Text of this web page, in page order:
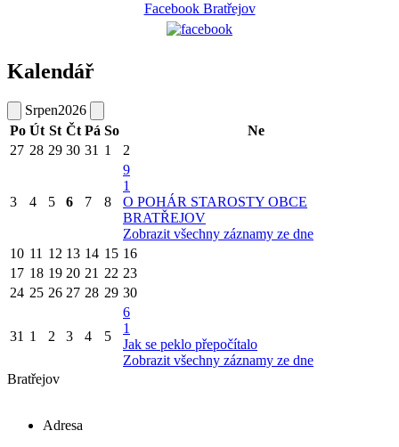
Facebook Bratřejov
Kalendář
Srpen2026
Po Út St Čt Pá So
Ne
27 28 29 30 31 1 2
3 4 5 6 7 8
9
1
O POHÁR STAROSTY OBCE
BRATŘEJOV
Zobrazit všechny záznamy ze dne
10 11 12 13 14 15 16
17 18 19 20 21 22 23
24 25 26 27 28 29 30
31 1 2 3 4 5
6
1
Jak se peklo přepočítalo
Zobrazit všechny záznamy ze dne
Bratřejov
Adresa